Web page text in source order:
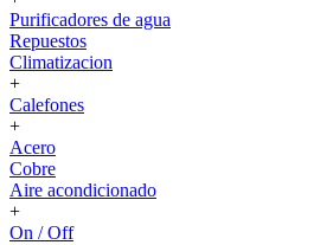
Purificadores de agua
Repuestos
Climatizacion
+
Calefones
+
Acero
Cobre
Aire acondicionado
+
On / Off